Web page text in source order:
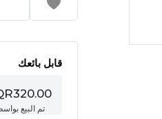
قابل بائعك
تم البيع